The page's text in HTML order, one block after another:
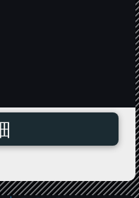
・ポール立てセット